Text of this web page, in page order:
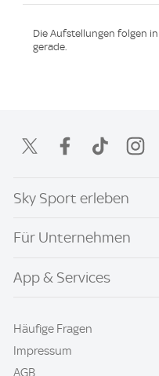
Die Aufstellungen folgen
gerade.
Sky Sport erleben
Für Unternehmen
App & Services
Häufige Fragen
Impressum
AGB